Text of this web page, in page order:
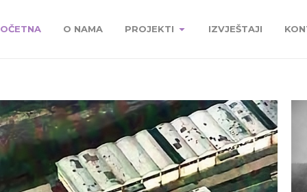
O NAMA PROJEKTI IZVJEŠTAJI